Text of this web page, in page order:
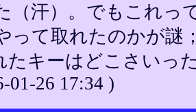
（汗）。でもこれ
って取れたのかが謎
たキーはどこさいっ
01-26 17:34 )